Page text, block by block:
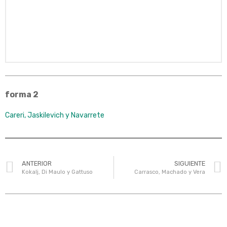
forma 2
Careri, Jaskilevich y Navarrete
ANTERIOR
Kokalj, Di Maulo y Gattuso
SIGUIENTE
Carrasco, Machado y Vera